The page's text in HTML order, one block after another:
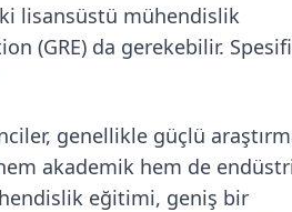
lisansüstü mühendislik
(GRE) da gerekebilir.
genellikle güçlü
akademik hem de
eğitimi, geniş bir